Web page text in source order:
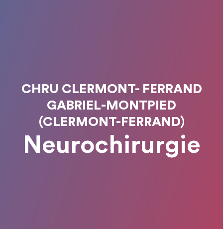
CHRU CLERMONT- FERRAND
GABRIEL-MONTPIED
(CLERMONT-FERRAND)
Neurochirurgie